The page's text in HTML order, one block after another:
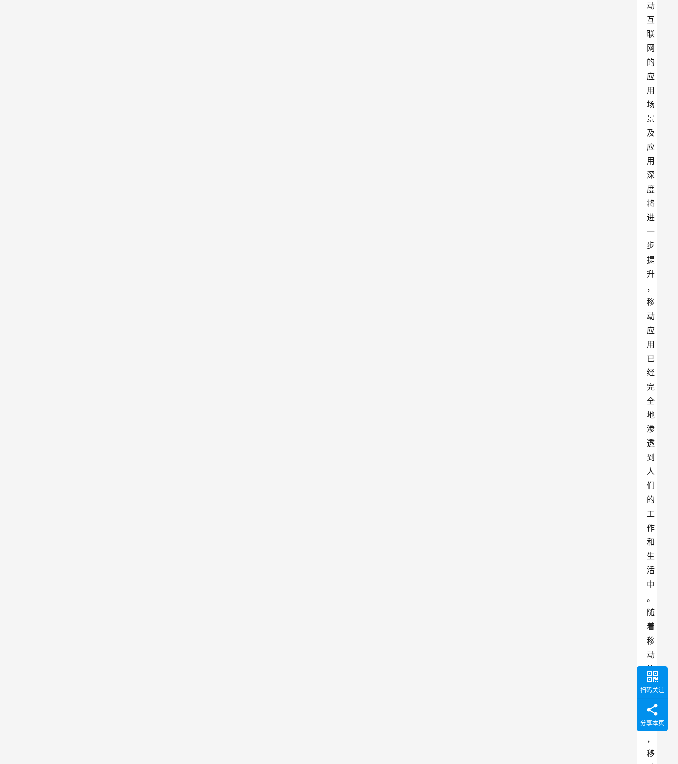
动
互
联
网
的
应
用
场
景
及
应
用
深
度
将
进
一
步
提
升
，
移
动
应
用
已
经
完
全
地
渗
透
到
人
们
的
工
作
和
生
活
中
。
随
着
移
动
终
端
发
展
，
移
扫码关注
分享本页